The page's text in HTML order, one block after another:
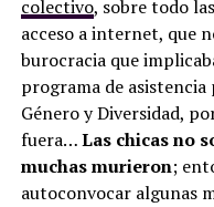
colectivo, sobre todo
acceso a internet, que
burocracia que
programa de
Género y Diversidad,
fuera…Las chicas no
muchas murieron;
autoconvocar algunas